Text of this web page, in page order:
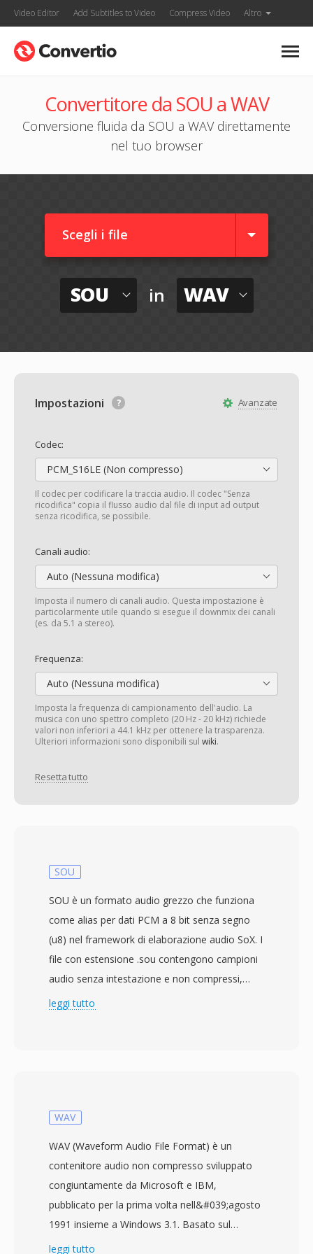
Video Editor Add Subtitles to Video Compress Video Altro
Convertitore da SOU a WAV
Conversione fluida da SOU a WAV direttamente
nel tuo browser
Scegli i file
SOU in WAV
Avanzate
Impostazioni
Codec:
PCM_S16LE (Non compresso)
Il codec per codificare la traccia audio. Il codec "Senza
ricodifica" copia il flusso audio dal file di input ad output
senza ricodifica, se possibile.
Canali audio:
Auto (Nessuna modifica)
Imposta il numero di canali audio. Questa impostazione è
particolarmente utile quando si esegue il downmix dei canali
(es. da 5.1 a stereo).
Frequenza:
Auto (Nessuna modifica)
Imposta la frequenza di campionamento dell'audio. La
musica con uno spettro completo (20 Hz - 20 kHz) richiede
valori non inferiori a 44.1 kHz per ottenere la trasparenza.
Ulteriori informazioni sono disponibili sul wiki.
Resetta tutto
SOU
SOU è un formato audio grezzo che funziona
come alias per dati PCM a 8 bit senza segno
(u8) nel framework di elaborazione audio SoX. I
file con estensione .sou contengono campioni
audio senza intestazione e non compressi,
memorizzati come interi a 8 bit senza segno —
canali devono essere specificati esternamente.
mono a 8000 Hz, sebbene i dati possano
rappresentare qualsiasi frequenza supportata
dall&#039;hardware di registrazione. La
codifica u8 di cui SOU è alias è una delle
leggi tutto
WAV
WAV (Waveform Audio File Format) è un
contenitore audio non compresso sviluppato
congiuntamente da Microsoft e IBM,
pubblicato per la prima volta nell&#039;agosto
1991 insieme a Windows 3.1. Basato sul
Resource Interchange File Format (RIFF), WAV
leggi tutto